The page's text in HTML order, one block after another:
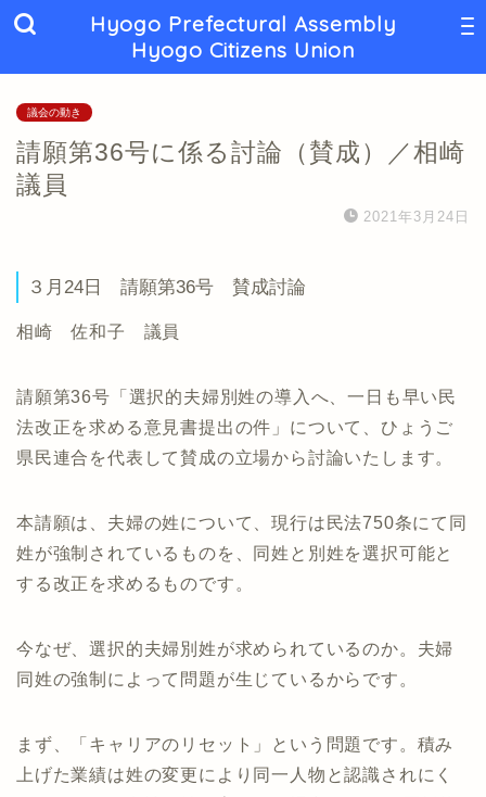
Hyogo Prefectural Assembly
Hyogo Citizens Union
議会の動き
請願第36号に係る討論（賛成）／相崎
議員
2021年3月24日
３月24日 請願第36号 賛成討論
相崎 佐和子 議員
請願第36号「選択的夫婦別姓の導入へ、一日も早い民
法改正を求める意見書提出の件」について、ひょうご
県民連合を代表して賛成の立場から討論いたします。
本請願は、夫婦の姓について、現行は民法750条にて同
姓が強制されているものを、同姓と別姓を選択可能と
する改正を求めるものです。
今なぜ、選択的夫婦別姓が求められているのか。夫婦
同姓の強制によって問題が生じているからです。
まず、「キャリアのリセット」という問題です。積み
上げた業績は姓の変更により同一人物と認識されにく